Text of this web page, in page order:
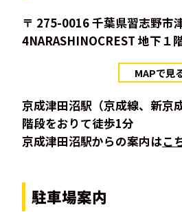
〒 275-0016 千葉県習志野市
4NARASHINOCREST 地下１
MAPで見
京成津田沼駅（京成線、新
階段をおりて徒歩1分
京成津田沼駅からの案内はこ
駐車場案内